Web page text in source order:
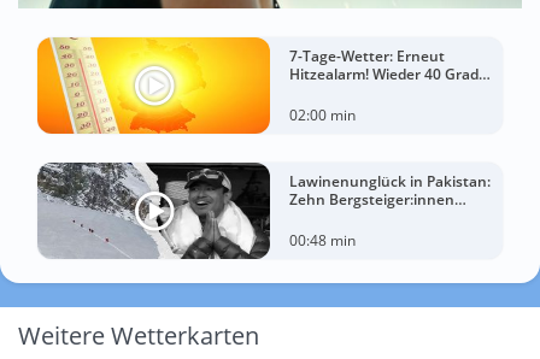
7-Tage-Wetter: Erneut
Hitzealarm! Wieder 40 Grad
02:00 min
Lawinenunglück in Pakistan:
Zehn Bergsteiger:innen
00:48 min
Weitere Wetterkarten